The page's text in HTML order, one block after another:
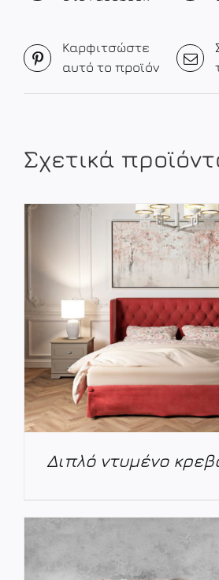
Καρφιτσώστε
αυτό το προϊόν
Σχετικά
Διπλό ντυμένο